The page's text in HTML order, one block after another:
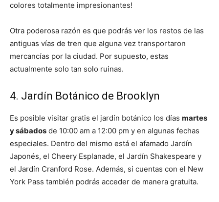
colores totalmente impresionantes!
Otra poderosa razón es que podrás ver los restos de las
antiguas vías de tren que alguna vez transportaron
mercancías por la ciudad. Por supuesto, estas
actualmente solo tan solo ruinas.
4. Jardín Botánico de Brooklyn
Es posible visitar gratis el jardín botánico los días martes
y sábados de 10:00 am a 12:00 pm y en algunas fechas
especiales. Dentro del mismo está el afamado Jardín
Japonés, el Cheery Esplanade, el Jardín Shakespeare y
el Jardín Cranford Rose. Además, si cuentas con el New
York Pass también podrás acceder de manera gratuita.